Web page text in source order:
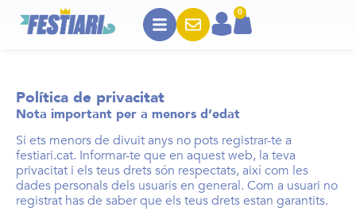
0
Política de privacitat
Nota important per a menors d’edat
Si ets menors de divuit anys no pots registrar-te a
festiari.cat. Informar-te que en aquest web, la teva
privacitat i els teus drets són respectats, així com les
dades personals dels usuaris en general. Com a usuari no
registrat has de saber que els teus drets estan garantits.